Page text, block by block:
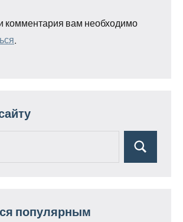
комментария вам необходимо
Поиск
популярным